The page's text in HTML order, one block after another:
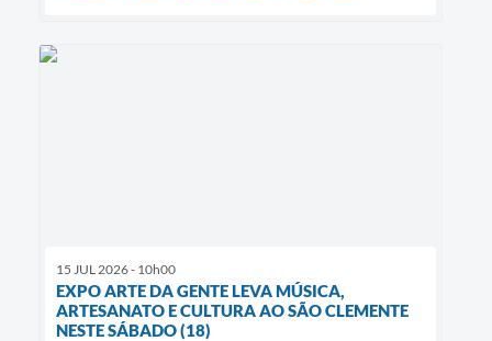
15 JUL 2026 - 10h00
EXPO ARTE DA GENTE LEVA MÚSICA,
ARTESANATO E CULTURA AO SÃO CLEMENTE
NESTE SÁBADO (18)